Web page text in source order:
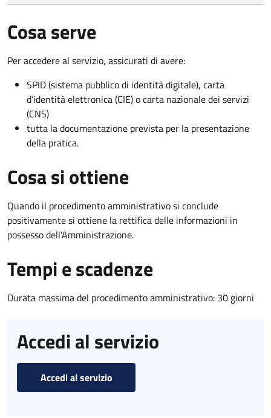
Cosa serve
Per accedere al servizio, assicurati di avere:
SPID (sistema pubblico di identità digitale), carta
d’identità elettronica (CIE) o carta nazionale dei servizi
(CNS)
tutta la documentazione prevista per la presentazione
della pratica.
Cosa si ottiene
Quando il procedimento amministrativo si conclude
positivamente si ottiene la rettifica delle informazioni in
possesso dell'Amministrazione.
Tempi e scadenze
Durata massima del procedimento amministrativo: 30 giorni
Accedi al servizio
Accedi al servizio